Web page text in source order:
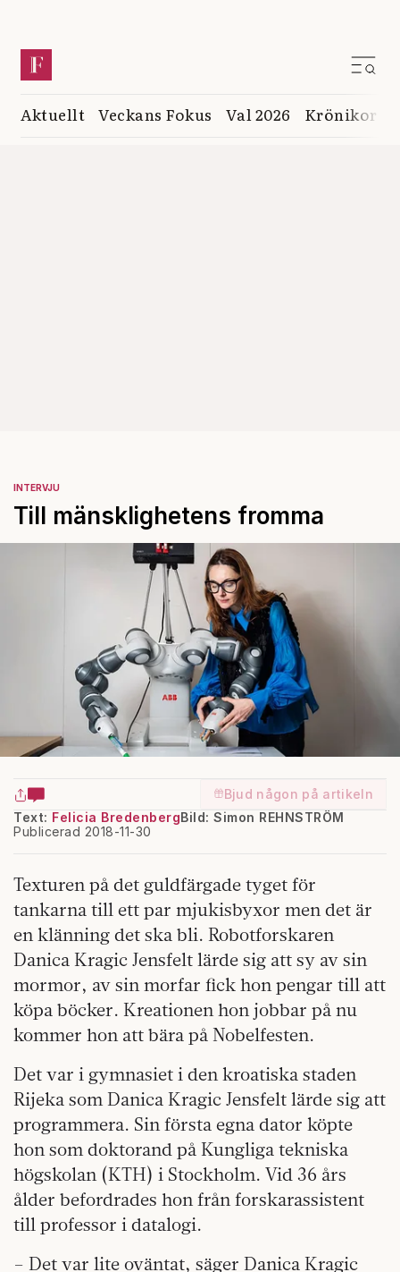
Aktuellt Veckans Fokus Val 2026 Krönikor
INTERVJU
Till mänsklighetens fromma
Bjud någon på artikeln
Text: Felicia Bredenberg
Publicerad 2018-11-30
Bild: Simon REHNSTRÖM
Texturen på det guldfärgade tyget för
tankarna till ett par mjukisbyxor men det är
en klänning det ska bli. Robotforskaren
Danica Kragic Jensfelt lärde sig att sy av sin
mormor, av sin morfar fick hon pengar till att
köpa böcker. Kreationen hon jobbar på nu
kommer hon att bära på Nobelfesten.
Det var i gymnasiet i den kroatiska staden
Rijeka som Danica Kragic Jensfelt lärde sig att
programmera. Sin första egna dator köpte
hon som doktorand på Kungliga tekniska
högskolan (KTH) i Stockholm. Vid 36 års
ålder befordrades hon från forskarassistent
till professor i datalogi.
– Det var lite oväntat, säger Danica Kragic